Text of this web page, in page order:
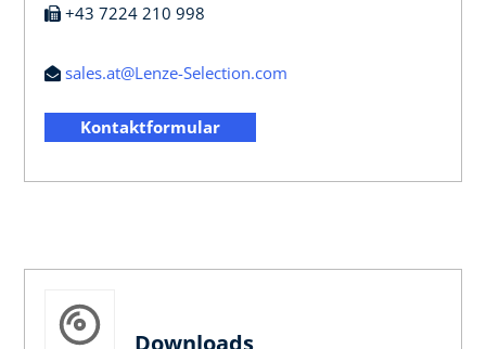
+43 7224 210 998
sales.at@Lenze-Selection.com
Kontaktformular
Downloads